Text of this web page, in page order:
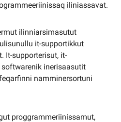
iliniassavat.
ilinniarsimasutut
it-supportikkut
It-supporterisut, it-
inerisaasutit
namminersortuni
proggrammeriinissamut,